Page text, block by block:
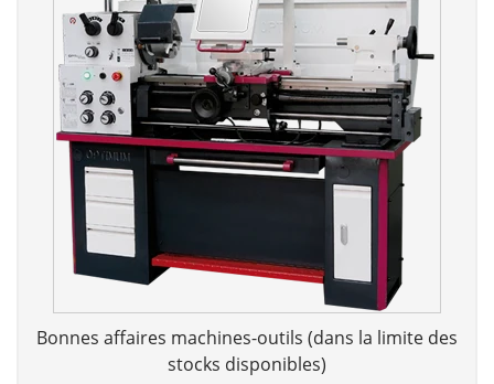
Bonnes affaires machines-outils (dans la limite des
stocks disponibles)